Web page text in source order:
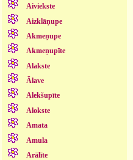
Aiviekste
Aizklāņupe
Akmeņupe
Akmeņupīte
Alakste
Ālave
Alekšupīte
Alokste
Amata
Amula
Arālīte